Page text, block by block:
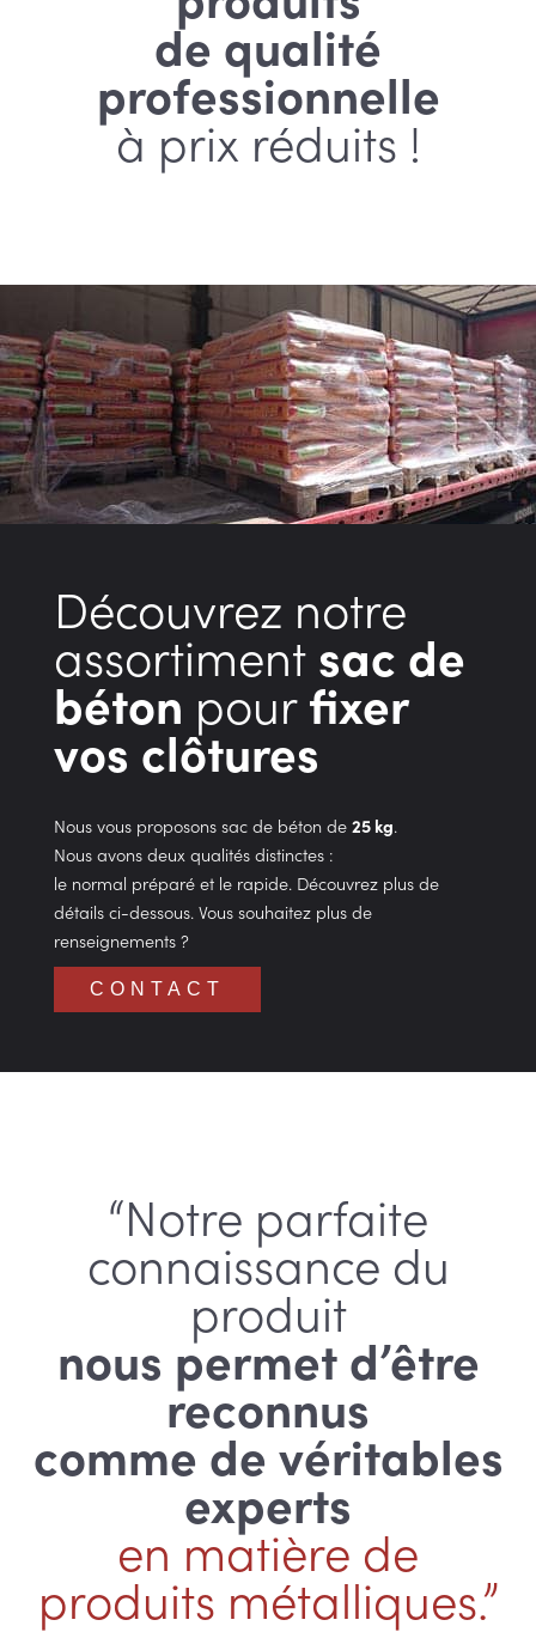
de qualité
professionnelle
à prix réduits !
Découvrez notre
assortiment sac de
béton pourfixer
vos clôtures
Nous vous proposons sac de béton de 25 kg.
Nous avons deux qualités distinctes :
le normal préparé et le rapide. Découvrez plus de
détails ci-dessous. Vous souhaitez plus de
renseignements ?
CONTACT
“Notre parfaite
connaissance du
produit
nous permet d’être
reconnus
comme de véritables
experts
en matière de
produits métalliques.”